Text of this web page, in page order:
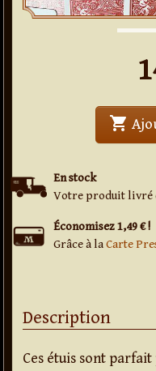
En stock
Votre produit livré
Économisez 1,49 € !
Grâce à laCarte
shopping_cart
Description
Ces étuis sont